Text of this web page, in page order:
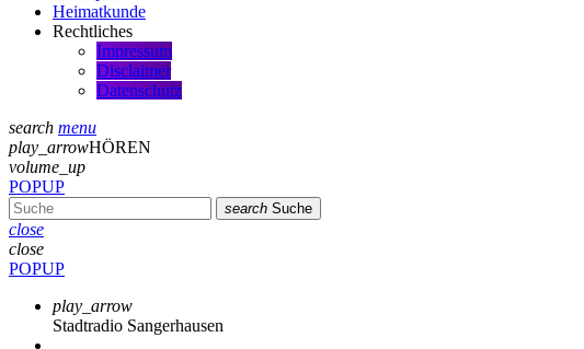
Heimatkunde
Rechtliches
Impressum
Disclaimer
Datenschutz
search menu
play_arrowHÖREN
volume_up
POPUP
search Suche
close
close
POPUP
play_arrow
Stadtradio Sangerhausen